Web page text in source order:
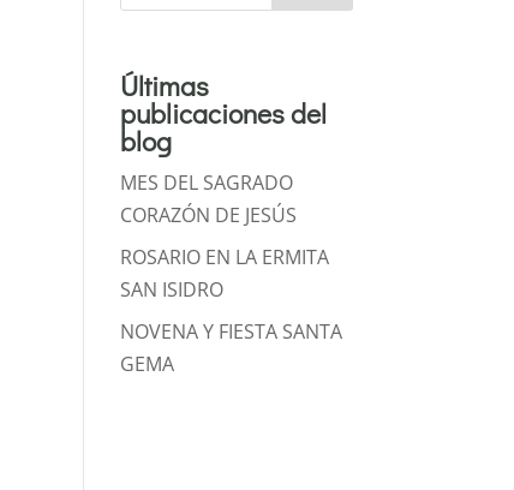
Últimas
publicaciones del
blog
MES DEL SAGRADO
CORAZÓN DE JESÚS
ROSARIO EN LA ERMITA
SAN ISIDRO
NOVENA Y FIESTA SANTA
GEMA